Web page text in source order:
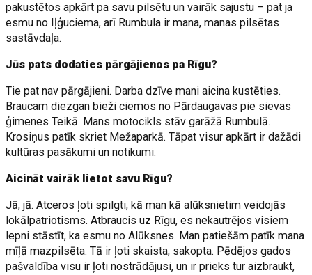
pakustētos apkārt pa savu pilsētu un vairāk sajustu – pat ja
esmu no Iļģuciema, arī Rumbula ir mana, manas pilsētas
sastāvdaļa.
Jūs pats dodaties pārgājienos pa Rīgu?
Tie pat nav pārgājieni. Darba dzīve mani aicina kustēties.
Braucam diezgan bieži ciemos no Pārdaugavas pie sievas
ģimenes Teikā. Mans motocikls stāv garāžā Rumbulā.
Krosiņus patīk skriet Mežaparkā. Tāpat visur apkārt ir dažādi
kultūras pasākumi un notikumi.
Aicināt vairāk lietot savu Rīgu?
Jā, jā. Atceros ļoti spilgti, kā man kā alūksnietim veidojās
lokālpatriotisms. Atbraucis uz Rīgu, es nekautrējos visiem
lepni stāstīt, ka esmu no Alūksnes. Man patiešām patīk mana
mīļā mazpilsēta. Tā ir ļoti skaista, sakopta. Pēdējos gados
pašvaldība visu ir ļoti nostrādājusi, un ir prieks tur aizbraukt,